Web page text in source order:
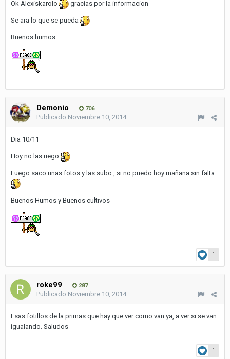
Ok Alexiskarolo gracias por la informacion
Se ara lo que se pueda
Buenos humos
Demonio 706
Publicado Noviembre 10, 2014
Dia 10/11
Hoy no las riego
Luego saco unas fotos y las subo , si no puedo hoy mañana sin falta
Buenos Humos y Buenos cultivos
1
roke99 287
Publicado Noviembre 10, 2014
Esas fotillos de la primas que hay que ver como van ya, a ver si se van
igualando. Saludos
1